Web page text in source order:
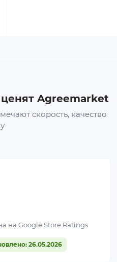
Agreemarket
скорость, качество
на Google Store Ratings
26.05.2026